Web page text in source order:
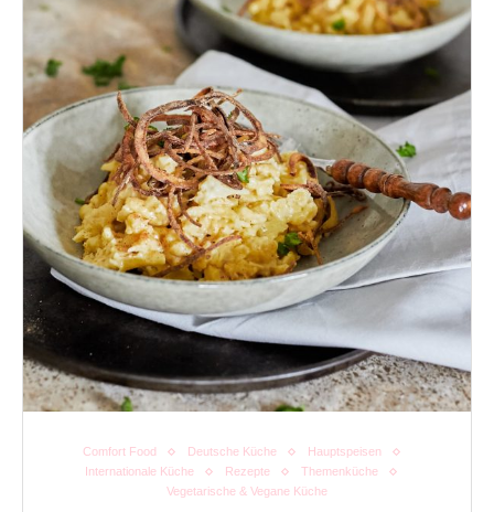
Comfort Food Deutsche Küche
Hauptspeisen
Internationale Küche
Rezepte
Themenküche
Vegetarische & Vegane Küche